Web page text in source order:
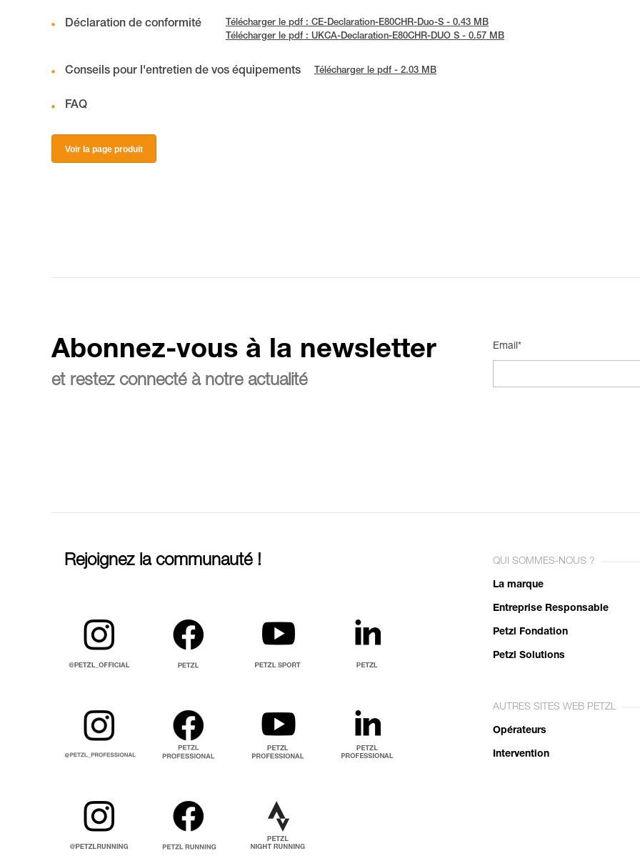
Déclaration de conformité
Télécharger le pdf : CE-Declaration-E80CHR-Duo-S - 0.43 MB
Télécharger le pdf : UKCA-Declaration-E80CHR-DUO S - 0.57 MB
Conseils pour l'entretien de vos équipements Télécharger le pdf - 2.03 MB
FAQ
Voir la page produit
Abonnez-vous à la newsletter
et restez connecté à notre actualité
Email*
Rejoignez la communauté ! QUI SOMMES-NOUS ?
La marque
Entreprise Responsable
Petzl Fondation
Petzl Solutions
AUTRES SITES WEB PETZL
Opérateurs
Intervention